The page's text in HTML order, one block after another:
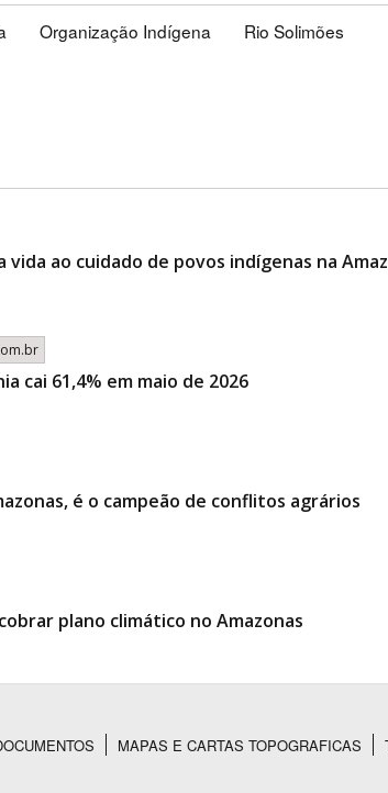
Organização Indígena Rio Solimões
vida ao cuidado de povos indígenas na
cai 61,4% em maio de 2026
é o campeão de conflitos agrários
plano climático no Amazonas
MAPAS E CARTAS TOPOGRAFICAS